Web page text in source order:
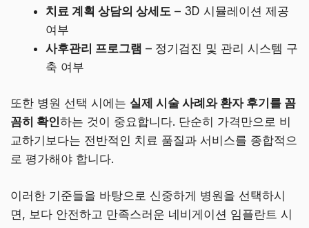
치료 계획 상담의 상세도 – 3D 시뮬레이션 제공
여부
사후관리 프로그램 – 정기검진 및 관리 시스템 구
축 여부
또한 병원 선택 시에는 실제 시술 사례와 환자 후기를 꼼
꼼히 확인하는 것이 중요합니다. 단순히 가격만으로 비
교하기보다는 전반적인 치료 품질과 서비스를 종합적으
로 평가해야 합니다.
이러한 기준들을 바탕으로 신중하게 병원을 선택하시
면, 보다 안전하고 만족스러운 네비게이션 임플란트 시